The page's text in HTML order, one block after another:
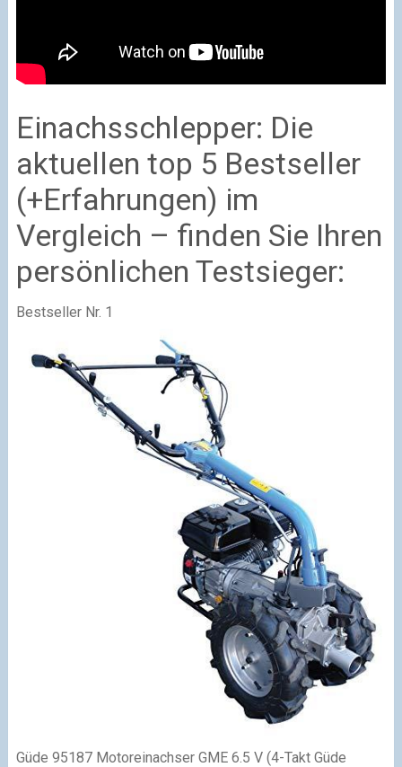
Einachsschlepper: Die
aktuellen top 5 Bestseller
(+Erfahrungen) im
Vergleich – finden Sie Ihren
persönlichen Testsieger:
Bestseller Nr. 1
Güde 95187 Motoreinachser GME 6.5 V (4-Takt Güde